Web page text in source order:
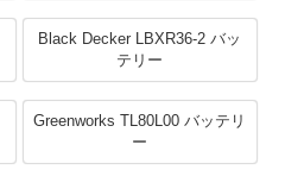
Black Decker LBXR36-2 バッ
テリー
Greenworks TL80L00 バッテリ
ー